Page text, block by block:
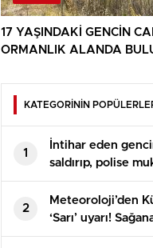
17 YAŞINDAKİ GENCİN
ORMANLIK ALANDA
KATEGORİNİN
1
İntihar eden
saldırıp, polise
eden 6 şüpheli
2
Meteoroloji’den
‘Sarı’ uyarı!